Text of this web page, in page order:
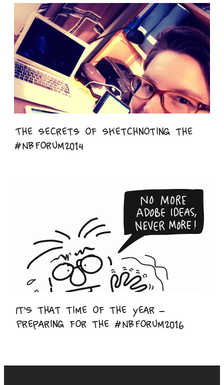
The secrets of sketchnoting the
#NBForum2014
It’s that time of the year –
Preparing for the #NBForum2016